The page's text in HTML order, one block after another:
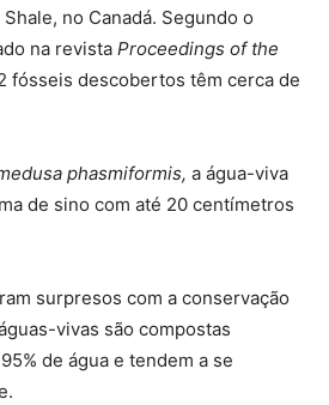
no Canadá. Segundo o
na revista Proceedings of the
fósseis descobertos têm cerca de
phasmiformis, a água-viva
de sino com até 20 centímetros
surpresos com a conservação
vivas são compostas
de água e tendem a se